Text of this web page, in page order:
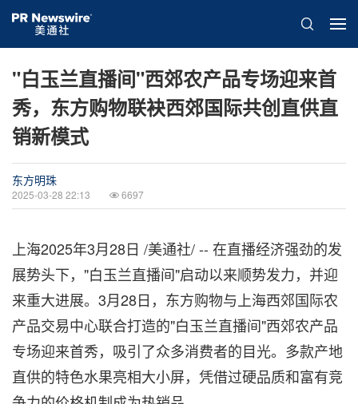
"白玉兰直播间"西郊农产品专场迎来首
秀，东方购物联袂西郊国际共创直供直
销新模式
东方明珠
2025-03-28 22:13 6697
上海2025年3月28日 /美通社/ -- 在直播经济强劲的发
展势头下，"白玉兰直播间"启动以来顺势发力，并迎
来重大进展。3月28日，东方购物与上海西郊国际农
产品交易中心联合打造的"白玉兰直播间"西郊农产品
专场迎来首秀，吸引了众多消费者的目光。多款产地
直供的特色水果亮相大小屏，凭借过硬品质和富有竞